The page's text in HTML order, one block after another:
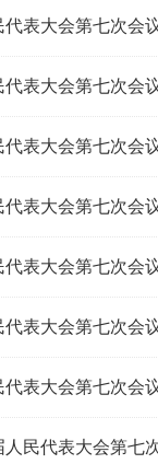
表大会第七次会
表大会第七次会
表大会第七次会
表大会第七次会
表大会第七次会
表大会第七次会
表大会第七次会
民代表大会第七